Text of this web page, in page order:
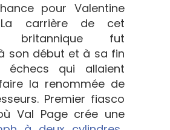
pour Valentine
carrière de cet
britannique fut
son début et à sa fin
échecs qui allaient
la renommée de
Premier fiasco
Val Page crée une